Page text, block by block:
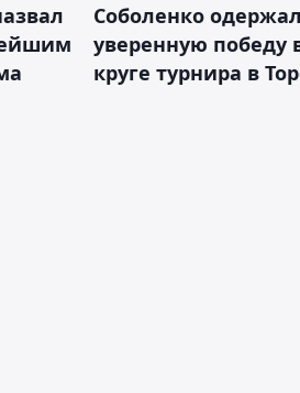
Соболенко
уверенную победу
круге турнира в